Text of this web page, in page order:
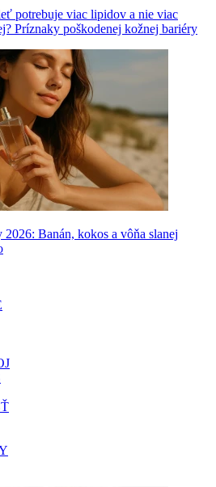
potrebuje viac lipidov a nie viac
Príznaky poškodenej kožnej bariéry
Banán, kokos a vôňa slanej